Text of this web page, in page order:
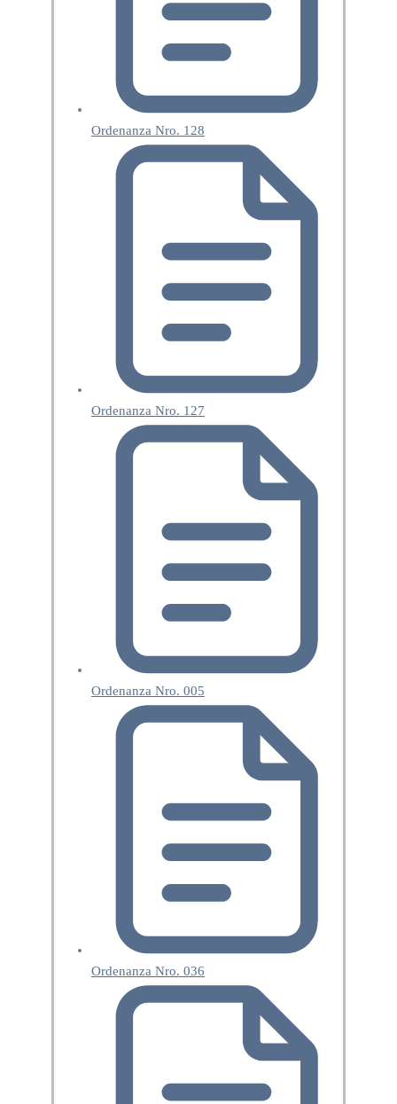
Ordenanza Nro. 128
Ordenanza Nro. 127
Ordenanza Nro. 005
Ordenanza Nro. 036